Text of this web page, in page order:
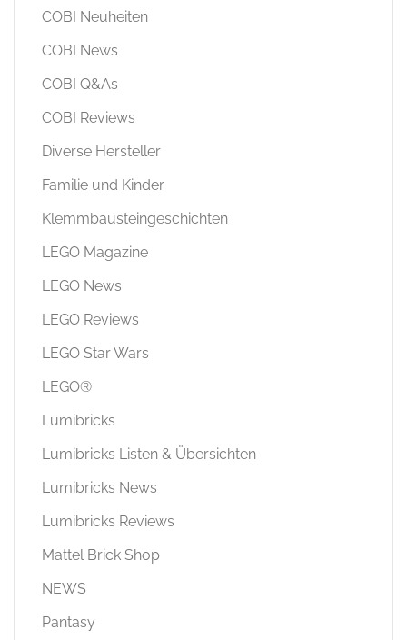
COBI Neuheiten
COBI News
COBI Q&As
COBI Reviews
Diverse Hersteller
Familie und Kinder
Klemmbausteingeschichten
LEGO Magazine
LEGO News
LEGO Reviews
LEGO Star Wars
LEGO®
Lumibricks
Lumibricks Listen & Übersichten
Lumibricks News
Lumibricks Reviews
Mattel Brick Shop
NEWS
Pantasy